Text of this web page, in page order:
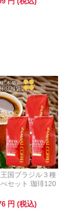
国ブラジル３種
セット 珈琲120
円 (税込)